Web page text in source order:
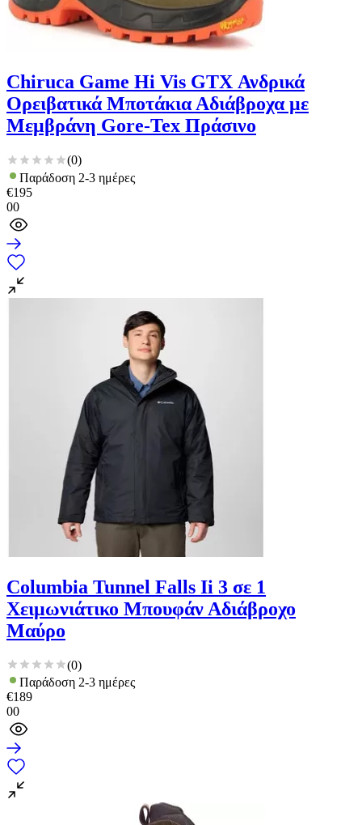
Chiruca Game Hi Vis GTX Ανδρικά
Ορειβατικά Μποτάκια Αδιάβροχα με
Μεμβράνη Gore-Tex Πράσινο
(0)
Παράδοση 2-3 ημέρες
€195
00
Columbia Tunnel Falls Ii 3 σε 1
Χειμωνιάτικο Μπουφάν Αδιάβροχο
Μαύρο
(0)
Παράδοση 2-3 ημέρες
€189
00